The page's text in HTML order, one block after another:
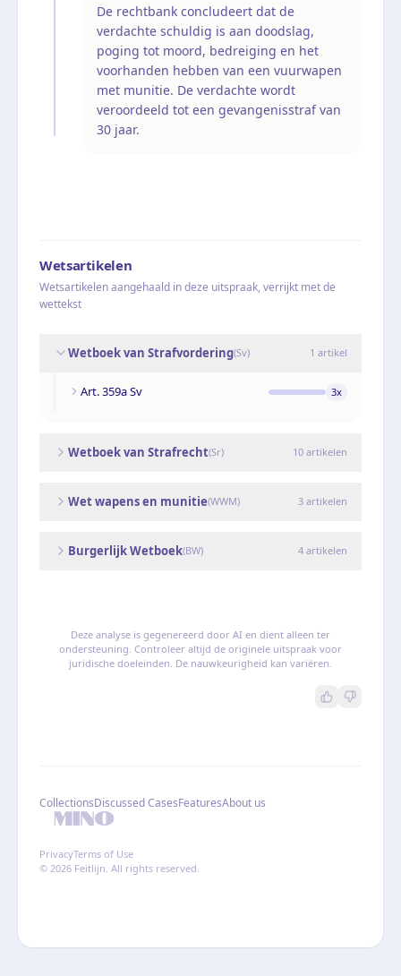
De rechtbank concludeert dat de
verdachte schuldig is aan doodslag,
poging tot moord, bedreiging en het
voorhanden hebben van een vuurwapen
met munitie. De verdachte wordt
veroordeeld tot een gevangenisstraf van
30 jaar.
Wetsartikelen
Wetsartikelen aangehaald in deze uitspraak, verrijkt met de
wettekst
Wetboek van Strafvordering(Sv) 1 artikel
Art. 359a Sv 3x
Wetboek van Strafrecht(Sr) 10 artikelen
Wet wapens en munitie(WWM) 3 artikelen
Burgerlijk Wetboek(BW) 4 artikelen
Deze analyse is gegenereerd door AI en dient alleen ter
ondersteuning. Controleer altijd de originele uitspraak voor
juridische doeleinden. De nauwkeurigheid kan variëren.
CollectionsDiscussed CasesFeaturesAbout us
PrivacyTerms of Use
© 2026 Feitlijn. All rights reserved.